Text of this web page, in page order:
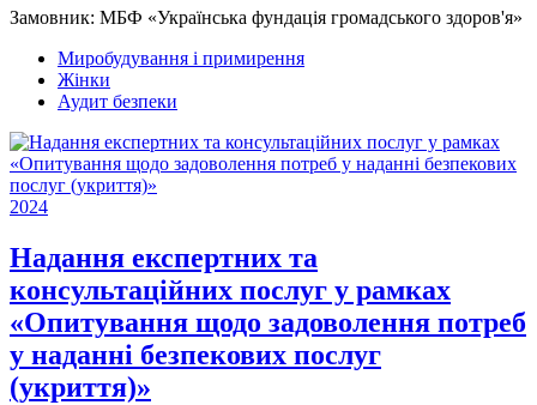
Замовник: МБФ «Українська фундація громадського здоров'я»
Миробудування і примирення
Жінки
Аудит безпеки
2024
Надання експертних та
консультаційних послуг у рамках
«Опитування щодо задоволення потреб
у наданні безпекових послуг
(укриття)»